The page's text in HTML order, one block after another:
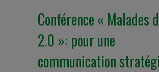
Conférence « Malades
2.0 »: pour une
communication